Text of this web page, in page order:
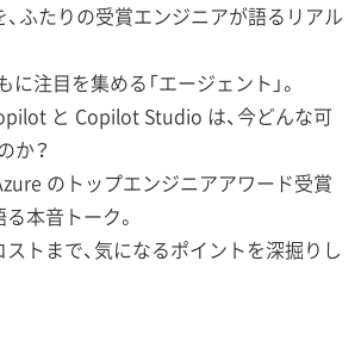
ふたりの受賞エンジニアが語るリアル
注目を集める「エージェント」。
と Copilot Studio は、今どんな可
か？
のトップエンジニアアワード受賞
本音トーク。
ストまで、気になるポイントを深掘りし